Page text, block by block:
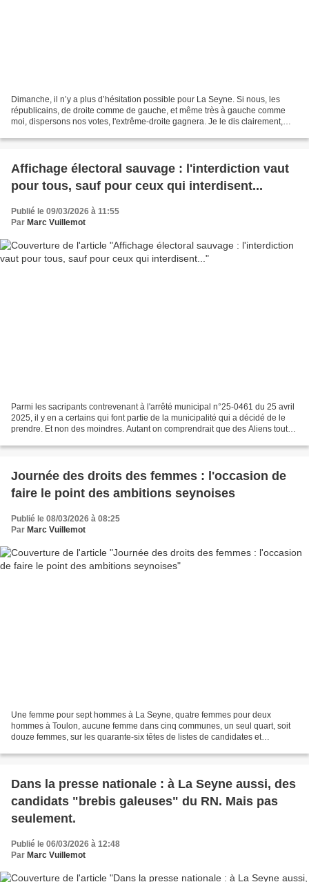
Dimanche, il n’y a plus d’hésitation possible pour La Seyne. Si nous, les
républicains, de droite comme de gauche, et même très à gauche comme
moi, dispersons nos votes, l'extrême-droite gagnera. Je le dis clairement,
Affichage électoral sauvage : l'interdiction vaut
pour tous, sauf pour ceux qui interdisent...
Publié le 09/03/2026 à 11:55
Par Marc Vuillemot
Parmi les sacripants contrevenant à l'arrêté municipal n°25-0461 du 25 avril
2025, il y en a certains qui font partie de la municipalité qui a décidé de le
prendre. Et non des moindres. Autant on comprendrait que des Aliens tout
Journée des droits des femmes : l'occasion de
faire le point des ambitions seynoises
Publié le 08/03/2026 à 08:25
Par Marc Vuillemot
Une femme pour sept hommes à La Seyne, quatre femmes pour deux
hommes à Toulon, aucune femme dans cinq communes, un seul quart, soit
douze femmes, sur les quarante-six têtes de listes de candidates et
Dans la presse nationale : à La Seyne aussi, des
candidats "brebis galeuses" du RN. Mais pas
seulement.
Publié le 06/03/2026 à 12:48
Par Marc Vuillemot